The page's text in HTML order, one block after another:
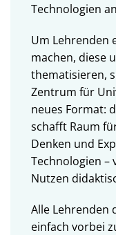
Technologien
Um Lehrenden
machen, diese
thematisieren,
Zentrum für
neues Format:
schafft Raum
Denken und
Technologien
Nutzen
Alle Lehrenden
einfach vorbei